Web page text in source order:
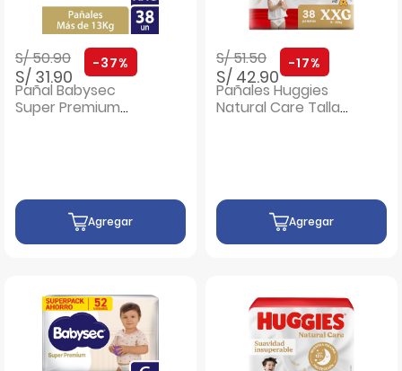
Precio rebajado de
S/ 50.90a
S/ 31.90
-37%
Pañal Babysec
Super Premium
Agregar
Precio rebajado de
S/ 51.50a
S/ 42.90
-17%
Pañales Huggies
Natural Care Talla
Agregar